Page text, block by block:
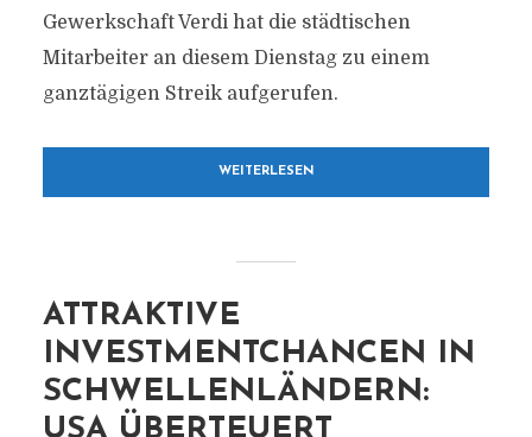
Gewerkschaft Verdi hat die städtischen
Mitarbeiter an diesem Dienstag zu einem
ganztägigen Streik aufgerufen.
WEITERLESEN
ATTRAKTIVE
INVESTMENTCHANCEN IN
SCHWELLENLÄNDERN:
USA ÜBERTEUERT